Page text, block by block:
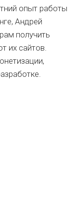
опыт работы
Андрей
получить
их сайтов.